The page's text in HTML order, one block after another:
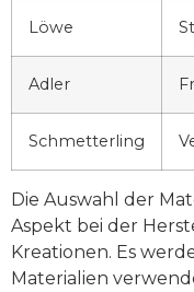
Löwe
Adler
Schmetterling
Die Auswahl der
Aspekt bei der
Kreationen. Es
Materialien